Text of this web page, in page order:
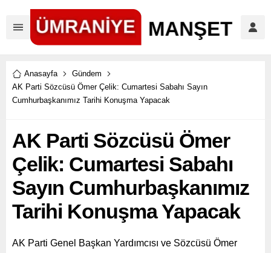
Anasayfa
Gündem
AK Parti Sözcüsü Ömer Çelik: Cumartesi Sabahı Sayın
Cumhurbaşkanımız Tarihi Konuşma Yapacak
AK Parti Sözcüsü Ömer
Çelik: Cumartesi Sabahı
Sayın Cumhurbaşkanımız
Tarihi Konuşma Yapacak
AK Parti Genel Başkan Yardımcısı ve Sözcüsü Ömer